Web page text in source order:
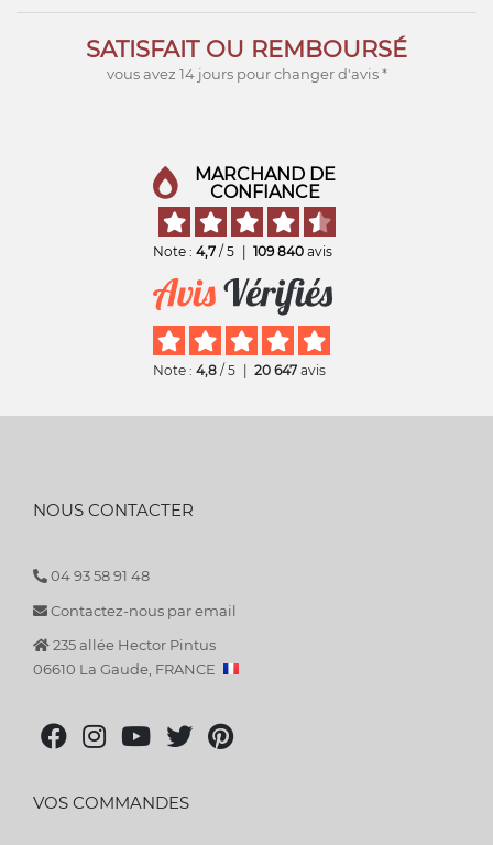
SATISFAIT OU REMBOURSÉ
vous avez 14 jours pour changer d'avis *
MARCHAND DE
CONFIANCE
Note : 4,7 / 5 109 840 avis
Note : 4,8 / 5 20 647 avis
NOUS CONTACTER
04 93 58 91 48
Contactez-nous par email
235 allée Hector Pintus
06610 La Gaude, FRANCE
VOS COMMANDES